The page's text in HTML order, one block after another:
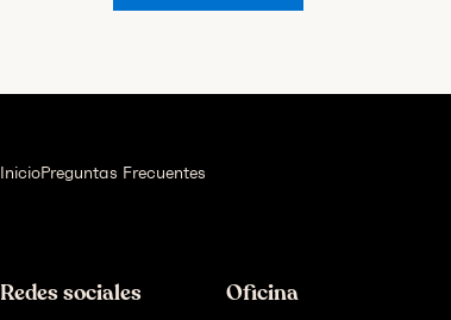
InicioPreguntas Frecuentes
Redes sociales Oficina